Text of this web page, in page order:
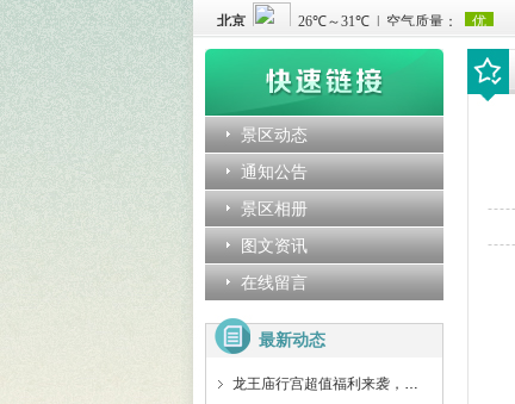
景区动态
通知公告
景区相册
图文资讯
在线留言
最新动态
龙王庙行宫超值福利来袭，学生免费、门票特惠、拼团精讲等超划算！